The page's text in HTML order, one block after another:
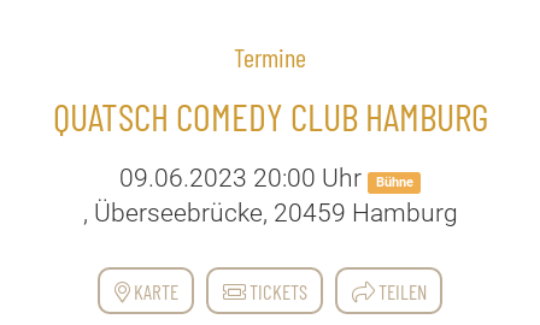
Termine
QUATSCH COMEDY CLUB HAMBURG
09.06.2023 20:00 Uhr Bühne
, Überseebrücke, 20459 Hamburg
KARTE TICKETS TEILEN